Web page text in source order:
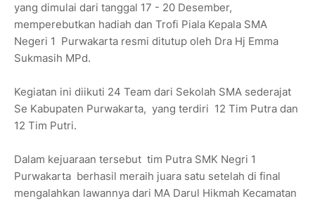
yang dimulai dari tanggal 17 - 20 Desember,
memperebutkan hadiah dan Trofi Piala Kepala SMA
Negeri 1 Purwakarta resmi ditutup oleh Dra Hj Emma
Sukmasih MPd.
Kegiatan ini diikuti 24 Team dari Sekolah SMA sederajat
Se Kabupaten Purwakarta, yang terdiri 12 Tim Putra dan
12 Tim Putri.
Dalam kejuaraan tersebut tim Putra SMK Negri 1
Purwakarta berhasil meraih juara satu setelah di final
mengalahkan lawannya dari MA Darul Hikmah Kecamatan